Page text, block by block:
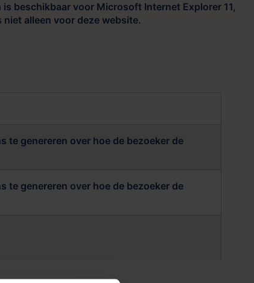
beschikbaar voor Microsoft Internet Explorer 11,
alleen voor deze website.
te genereren over hoe de bezoeker de
te genereren over hoe de bezoeker de